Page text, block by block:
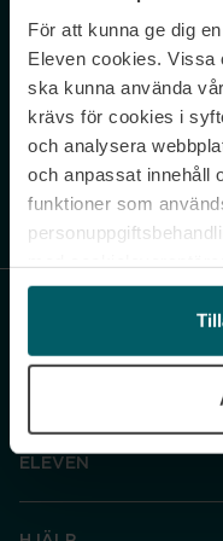
För att kunna ge dig
Eleven cookies. Vissa
ska kunna använda
krävs för cookies i
och analysera
och anpassat innehåll
funktioner som
och gå vidare”
under ”Inställningar”
cookies. Du kan
Never miss
Sign up to
Genom att prenumerera
ELEVEN